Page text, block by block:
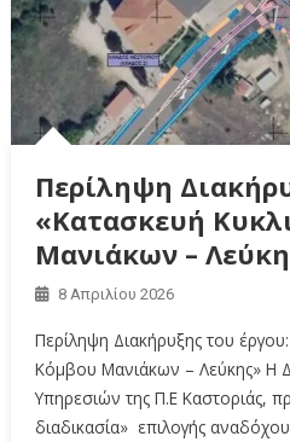
Περίληψη
«Κατασκευή
Μανιάκων –
8 Απριλίου 2026
Περίληψη Διακήρυξης του
Κόμβου Μανιάκων – Λεύκης» Η
Υπηρεσιών της Π.Ε Καστοριάς,
διαδικασία» επιλογής